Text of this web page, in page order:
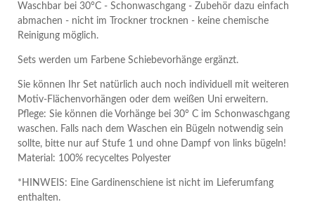
Waschbar bei 30°C - Schonwaschgang - Zubehör dazu einfach
abmachen - nicht im Trockner trocknen - keine chemische
Reinigung möglich.
Sets werden um Farbene Schiebevorhänge ergänzt.
Sie können Ihr Set natürlich auch noch individuell mit weiteren
Motiv-Flächenvorhängen oder dem weißen Uni erweitern.
Pflege: Sie können die Vorhänge bei 30° C im Schonwaschgang
waschen. Falls nach dem Waschen ein Bügeln notwendig sein
sollte, bitte nur auf Stufe 1 und ohne Dampf von links bügeln!
Material: 100% recyceltes Polyester
*HINWEIS: Eine Gardinenschiene ist nicht im Lieferumfang
enthalten.